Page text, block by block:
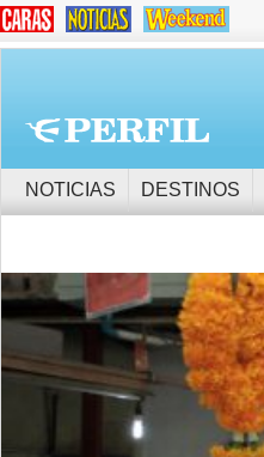
NOTICIAS DESTINOS